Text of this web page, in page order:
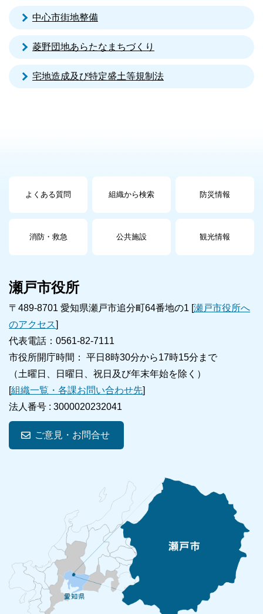
中心市街地整備
菱野団地あらたなまちづくり
宅地造成及び特定盛土等規制法
よくある質問 組織から検索 防災情報
消防・救急 公共施設 観光情報
瀬戸市役所
〒489-8701 愛知県瀬戸市追分町64番地の1 [瀬戸市役所へ
のアクセス]
代表電話：0561-82-7111
市役所開庁時間： 平日8時30分から17時15分まで
（土曜日、日曜日、祝日及び年末年始を除く）
[組織一覧・各課お問い合わせ先]
法人番号 : 3000020232041
ご意見・お問合せ